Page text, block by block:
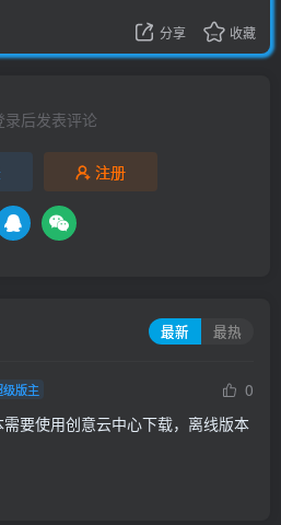
分享 收藏
录后发表评论
注册
最新 最热
级版主
0
要使用创意云中心下载，离线版本